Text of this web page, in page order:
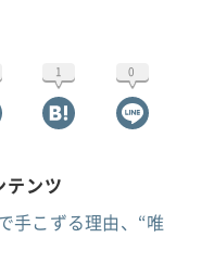
1 0
テンツ
手こずる理由、“唯